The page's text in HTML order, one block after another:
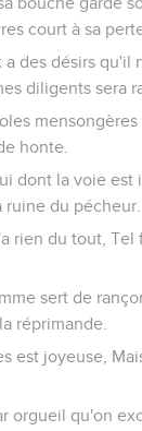
court à sa
a des désirs qu'il
diligents sera
honte.
dont la voie est
ruine du pécheur.
rien du tout, Tel
sert de
réprimande.
est joyeuse,
orgueil qu'on